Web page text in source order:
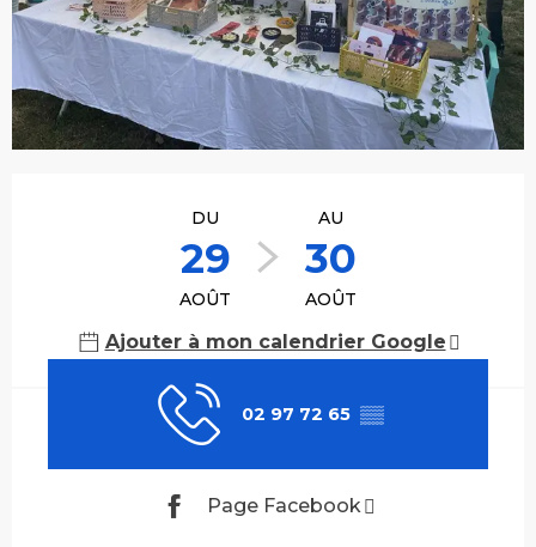
DU
29
AOÛT
AU
30
AOÛT
Ajouter à mon calendrier Google
02 97 72 65 ▒▒
Page Facebook